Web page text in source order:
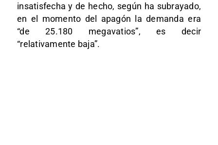
insatisfecha y de hecho, según ha subrayado,
en el momento del apagón la demanda era
“de 25.180 megavatios”, es decir
“relativamente baja”.